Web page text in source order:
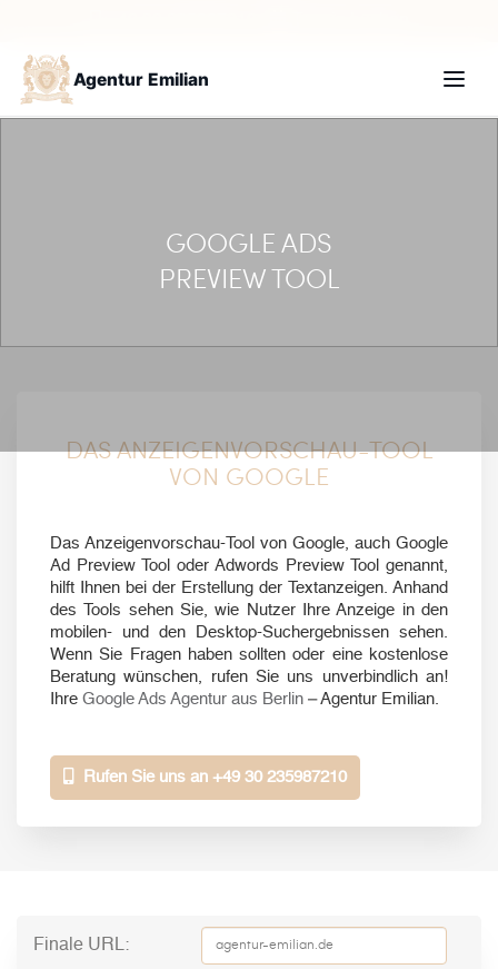
Agentur Emilian
GOOGLE ADS
PREVIEW TOOL
DAS ANZEIGENVORSCHAU-TOOL
VON GOOGLE
Das Anzeigenvorschau-Tool von Google, auch Google
Ad Preview Tool oder Adwords Preview Tool genannt,
hilft Ihnen bei der Erstellung der Textanzeigen. Anhand
des Tools sehen Sie, wie Nutzer Ihre Anzeige in den
mobilen- und den Desktop-Suchergebnissen sehen.
Wenn Sie Fragen haben sollten oder eine kostenlose
Beratung wünschen, rufen Sie uns unverbindlich an!
Ihre Google Ads Agentur aus Berlin – Agentur Emilian.
Rufen Sie uns an +49 30 235987210
Finale URL: